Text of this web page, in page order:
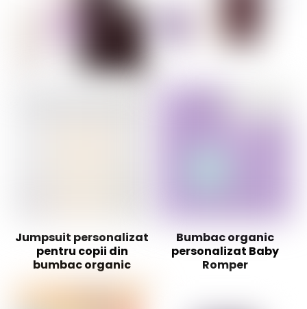
Jumpsuit personalizat
pentru copii din
bumbac organic
Bumbac organic
personalizat Baby
Romper